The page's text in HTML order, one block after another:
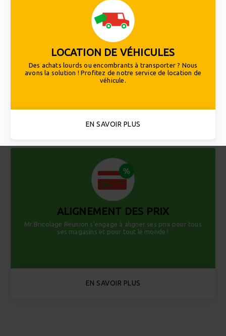
LOCATION DE VÉHICULES
Des achats lourds ou encombrants à transporter ? Nous
avons la solution ! Profitez de notre service de location de
véhicule.
EN SAVOIR PLUS
ALIGNEMENT DES PRIX
Mr.Bricolage Réunion s'engage à aligner ses prix pour tous
ses magasins et pour tout le monde !
EN SAVOIR PLUS